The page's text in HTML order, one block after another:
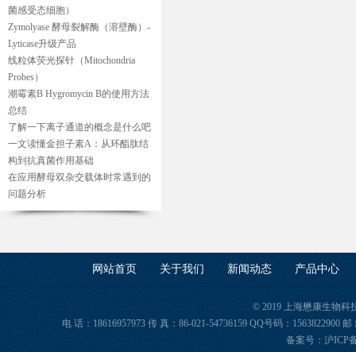
菌感受态细胞）
Zymolyase 酵母裂解酶（溶壁酶）-
Lyticase升级产品
线粒体荧光探针（Mitochondria
Probes）
潮霉素B Hygromycin B的使用方法
总结
了解一下离子通道的概念是什么吧
一文读懂金担子素A：从环酯肽结
构到抗真菌作用基础
在应用酵母双杂交载体时常遇到的
问题分析
网站首页 关于我们 新闻动态 产品中心
© 2019 上海懋康生物科
电 话：18616957973 传 真：86-021-54736159 QQ号码：1563822900
备案号： 沪ICP